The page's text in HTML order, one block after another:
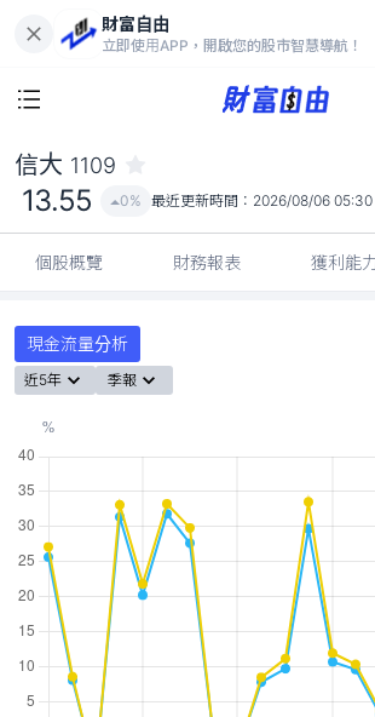
財富自由
立即使用APP，開啟您的股市智慧導航！
13.55
0%
信大 1109
13.55 0% 最近更新時間： 2026/08/06 05:30
個股概覽 財務報表 獲利能
現金流量分析
近5年 季報